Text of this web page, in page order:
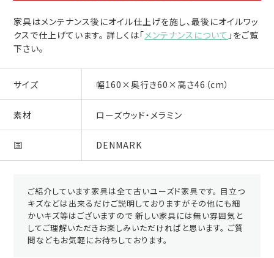
家具はメンテナンス後にオイル仕上げを施し、最後にオイルワッ
クスで仕上げています。 詳しくは「メンテナンスについて 」をご覧
下さい。
サイズ 幅160×奥行き60×高さ46（cm）
素材 ローズウッド・メラミン
国 DENMARK
ご紹介しています家具は全て古いユーズド家具です。 目立つ
キズなどは出来るだけご説明しておりますがその他にも細
かいキズ等はございますので 新しい家具には無い雰囲気と
してご理解いただきお楽しみいただければと思います。 ご質
問などもお気軽にお待ちしております。